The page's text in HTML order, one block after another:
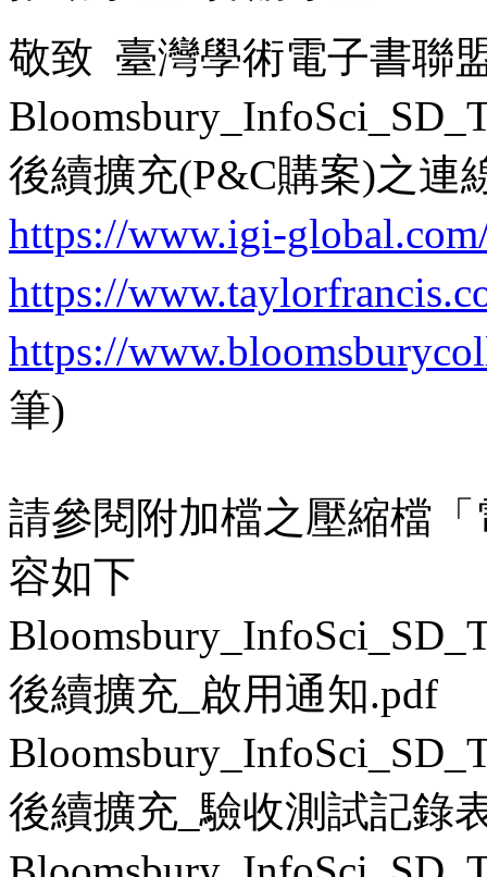
敬致 臺灣學術電子書聯
後續擴充(P&C購案)之連
https://www.igi-
https://
https://
筆)
請參閱附加檔之壓縮檔
容如下
後續擴充_啟用通知.pdf
後續擴充_驗收測試記錄